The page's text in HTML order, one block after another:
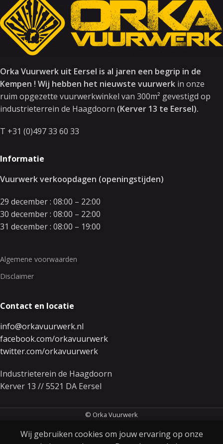
Orka Vuurwerk uit Eersel is al jaren een begrip in de
Kempen ! Wij hebben het nieuwste vuurwerk in onze
ruim opgezette vuurwerkwinkel van 300m² gevestigd op
industrieterrein de Haagdoorn (Kerver 13 te Eersel).
T +31 (0)497 33 60 33
Informatie
Vuurwerk verkoopdagen (openingstijden)
29 december : 08:00 – 22:00
30 december : 08:00 – 22:00
31 december : 08:00 – 19:00
Algemene voorwaarden
Disclaimer
Contact en locatie
info@orkavuurwerk.nl
facebook.com/orkavuurwerk
twitter.com/orkavuurwerk
Industrieterein de Haagdoorn
Kerver 13 // 5521 DA Eersel
© Orka Vuurwerk
Wij gebruiken cookies om jouw ervaring op onze